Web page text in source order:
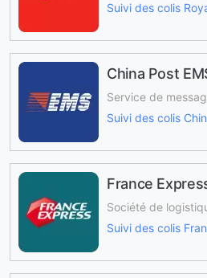
Suivi des colis
China Post
Service de
Suivi des colis
France
Société de
Suivi des colis